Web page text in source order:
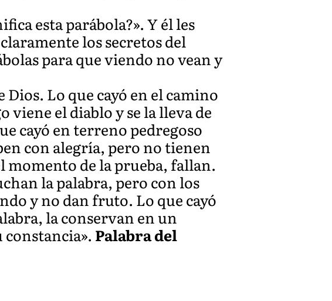
esta parábola?». Y él les
los secretos del
para que viendo no vean y
Lo que cayó en el camino
viene el diablo y se la lleva de
cayó en terreno pedregoso
con alegría, pero no tienen
momento de la prueba, fallan.
la palabra, pero con los
y no dan fruto. Lo que cayó
la conservan en un
Palabra del